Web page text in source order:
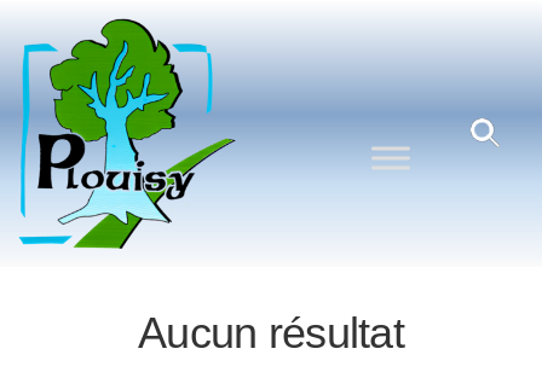
Commune
de
Aucun résultat